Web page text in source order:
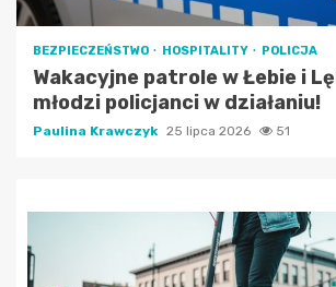
BEZPIECZEŃSTWO HOSPITALITY POLICJA
Wakacyjne patrole w Łebie i
młodzi policjanci w działaniu!
Paulina Krawczyk 25 lipca 2026 51